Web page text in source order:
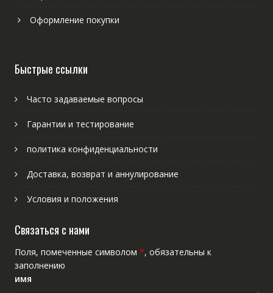
Оформление покупки
Быстрые ссылки
Часто задаваемые вопросы
Гарантии и тестирование
политика конфиденциальности
Доставка, возврат и аннулирование
Условия и положения
Связаться с нами
Поля, помеченные символом *, обязательны к
заполнению
имя